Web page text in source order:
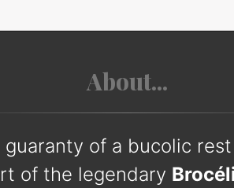
About...
guaranty of a bucolic
of the legendary